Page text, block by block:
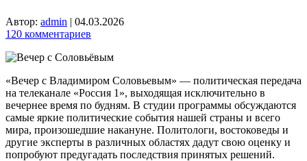
Автор: admin | 04.03.2026
120 комментариев
«Вечер с Владимиром Соловьевым» — политическая передача
на телеканале «Россия 1», выходящая исключительно в
вечернее время по будням. В студии программы обсуждаются
самые яркие политические события нашей страны и всего
мира, произошедшие накануне. Политологи, востоковеды и
другие эксперты в различных областях дадут свою оценку и
попробуют предугадать последствия принятых решений.